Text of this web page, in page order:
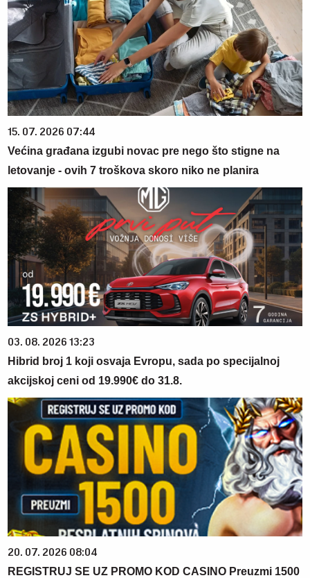
15. 07. 2026 07:44
Većina građana izgubi novac pre nego što stigne na
letovanje - ovih 7 troškova skoro niko ne planira
03. 08. 2026 13:23
Hibrid broj 1 koji osvaja Evropu, sada po specijalnoj
akcijskoj ceni od 19.990€ do 31.8.
20. 07. 2026 08:04
REGISTRUJ SE UZ PROMO KOD CASINO Preuzmi 1500